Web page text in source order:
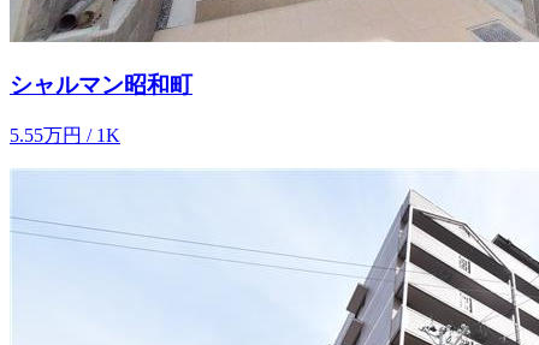
シャルマン昭和町
5.55万円 / 1K